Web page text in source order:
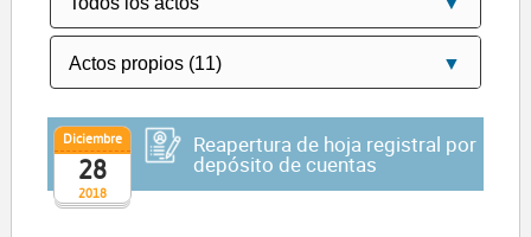
2018
Diciembre
28
Reapertura de hoja registral por
depósito de cuentas